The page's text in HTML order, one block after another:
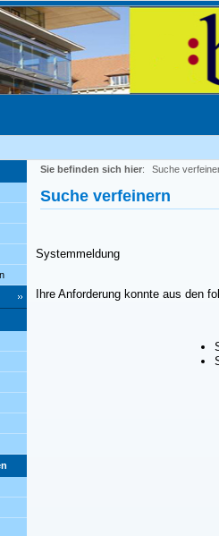
Sie befinden sich hier: Suche
Suche verfeinern
Systemmeldung
Ihre Anforderung konnte aus den